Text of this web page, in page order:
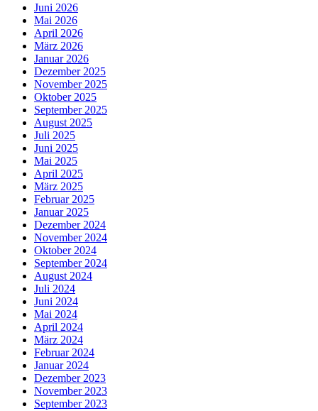
Juni 2026
Mai 2026
April 2026
März 2026
Januar 2026
Dezember 2025
November 2025
Oktober 2025
September 2025
August 2025
Juli 2025
Juni 2025
Mai 2025
April 2025
März 2025
Februar 2025
Januar 2025
Dezember 2024
November 2024
Oktober 2024
September 2024
August 2024
Juli 2024
Juni 2024
Mai 2024
April 2024
März 2024
Februar 2024
Januar 2024
Dezember 2023
November 2023
September 2023